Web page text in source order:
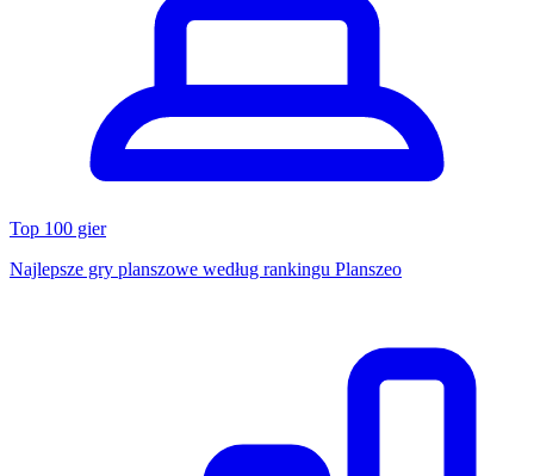
Top 100 gier
Najlepsze gry planszowe według rankingu Planszeo